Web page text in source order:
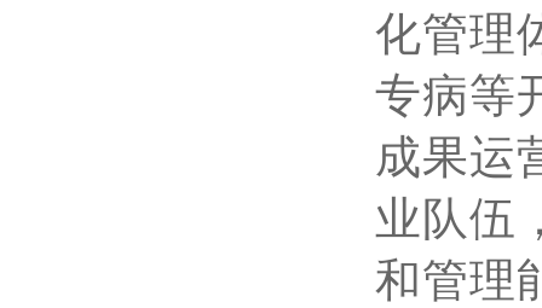
化管理
专病等
成果运
业队伍
和管理